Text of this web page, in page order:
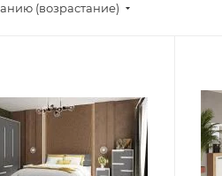
(возрастание)